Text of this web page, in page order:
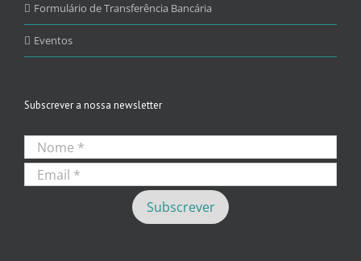
Formulário de Transferência Bancária
Eventos
Subscrever a nossa newsletter